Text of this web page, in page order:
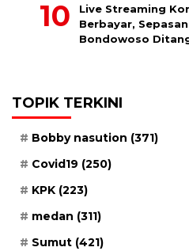
Live Streaming
Berbayar,
Bondowoso
TOPIK TERKINI
Bobby nasution (371)
Covid19 (250)
KPK (223)
medan (311)
Sumut (421)